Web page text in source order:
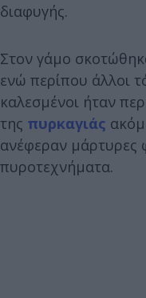
διαφυγής.
Στον γάμο
ενώ περίπου άλλοι
καλεσμένοι ήταν
της πυρκαγιάς
ανέφεραν μάρτυρες
πυροτεχνήματα.